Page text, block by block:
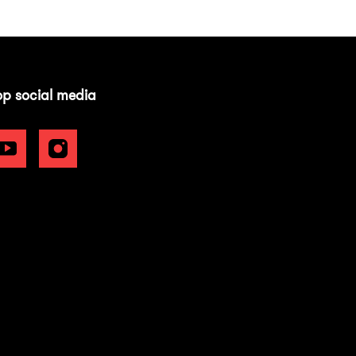
social media